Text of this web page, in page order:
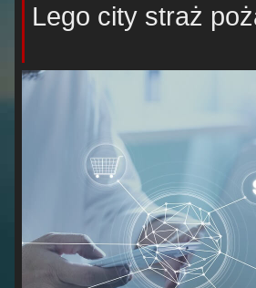
Lego city straż